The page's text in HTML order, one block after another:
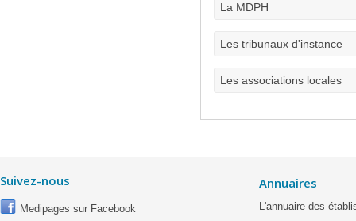
La MDPH
Les tribunaux d'instance
Les associations locales
Suivez-nous
Medipages sur Facebook
Annuaires
L'annuaire des